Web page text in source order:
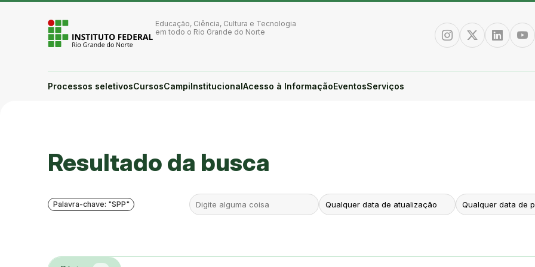
Ir para a página inicial
Ir para a busca
Ir para o menu principal
Ir para o conteúdo
Alto contraste
Login da Área Administrativa
Educação, Ciência, Cultura e Tecnologia
em todo o Rio Grande do Norte
InstagramTwitter/XLinkedin
Processos seletivosCursosCampiInstitucionalAcesso à InformaçãoEventosServiços
Resultado da busca
Palavra-chave: "SPP"